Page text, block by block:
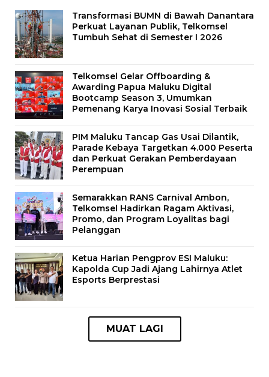
Transformasi BUMN di Bawah Danantara
Perkuat Layanan Publik, Telkomsel
Tumbuh Sehat di Semester I 2026
Telkomsel Gelar Offboarding &
Awarding Papua Maluku Digital
Bootcamp Season 3, Umumkan
Pemenang Karya Inovasi Sosial Terbaik
PIM Maluku Tancap Gas Usai Dilantik,
Parade Kebaya Targetkan 4.000 Peserta
dan Perkuat Gerakan Pemberdayaan
Perempuan
Semarakkan RANS Carnival Ambon,
Telkomsel Hadirkan Ragam Aktivasi,
Promo, dan Program Loyalitas bagi
Pelanggan
Ketua Harian Pengprov ESI Maluku:
Kapolda Cup Jadi Ajang Lahirnya Atlet
Esports Berprestasi